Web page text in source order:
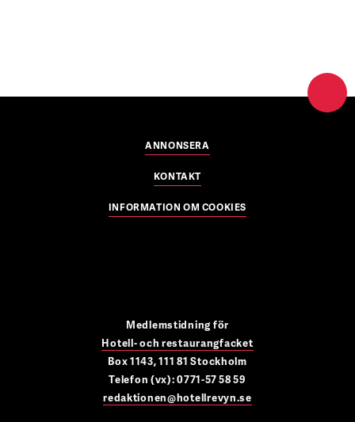
ANNONSERA
KONTAKT
INFORMATION OM COOKIES
Medlemstidning för
Hotell- och restaurangfacket
Box 1143, 111 81 Stockholm
Telefon (vx): 0771-57 58 59
redaktionen@hotellrevyn.se